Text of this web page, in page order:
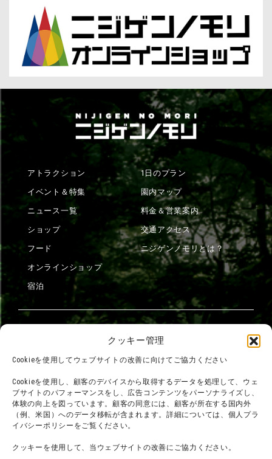
クッキー管理
Cookieを使用してウェブサイトの改善に向けてご協力ください
Cookieを使用し、顧客のデバイスから取得するデータを処理して、ウェ
ブサイトのパフォーマンスをし、広告コンテンツをパーソナライズし、
体験の向上を図っています。顧客の同意には、顧客が所在する国内外
（例、米国）へのデータ移転が含まれます。詳細については、個人プラ
イバシーポリシーをご覧ください。
クッキーを使用して、当ウェブサイトの改善にご協力ください。
アトラクション
イベント＆特集
ニュース一覧
ショップ
フード
オンラインショップ
宿泊
1日のプラン
園内マップ
料金＆営業案内
交通アクセス
ニジゲンノモリとは？
お問い合わせ
利用規約
プライバシーポリシー
プレスリリース
会社概要
スタッフ募集